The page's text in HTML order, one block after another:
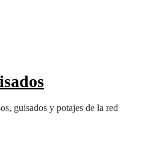
guisados y potajes de la red